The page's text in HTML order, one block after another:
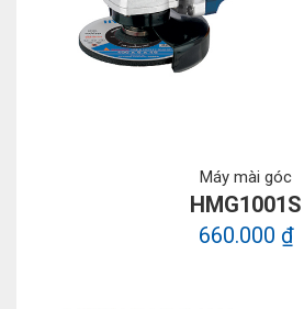
Máy mài góc
HMG1001S
660.000 ₫